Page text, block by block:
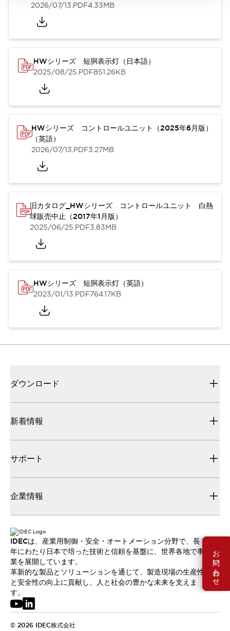
お問い合わせ
2026/07/13.PDF4.33MB
HWシリーズ 短胴表示灯（日本語）
2025/08/25.PDF851.26KB
HWシリーズ コントロールユニット（2025年6月版）
（英語）
2026/07/13.PDF3.27MB
旧カタログ_HWシリーズ コントロールユニット 白熱
球販売中止（2017年1月版）
2025/06/25.PDF3.83MB
HWシリーズ 短胴表示灯（英語）
2023/01/13.PDF764.17KB
ダウンロード
新着情報
サポート
企業情報
IDECは、産業用制御・安全・オートメーション分野で、長
年にわたり日本で培った技術と信頼を基盤に、世界各地で事
業を展開しています。
革新的な製品とソリューションを通じて、製造現場の生産性
と安全性の向上に貢献し、人と社会の豊かな未来を支えま
す。
© 2026 IDEC株式会社